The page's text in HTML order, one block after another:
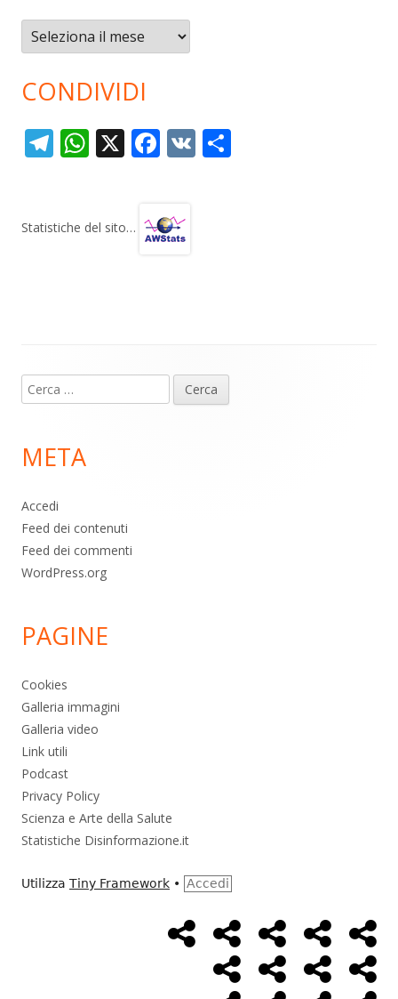
Archivi
CONDIVIDI
T
gr
W
s
X F
b
V
Statistiche del sito…
piè
pagina
Ricerca
per:
META
Accedi
Feed dei contenuti
Feed dei commenti
WordPress.org
PAGINE
Cookies
Galleria immagini
Galleria video
Link utili
Podcast
Privacy Policy
Scienza e Arte della Salute
Statistiche Disinformazione.it
Utilizza Tiny Framework • Accedi
MenùHome
Page
Alimentazione
AmbienteBambini
Cancro ControlloEconomia
FarmaciMassoneriaNWO